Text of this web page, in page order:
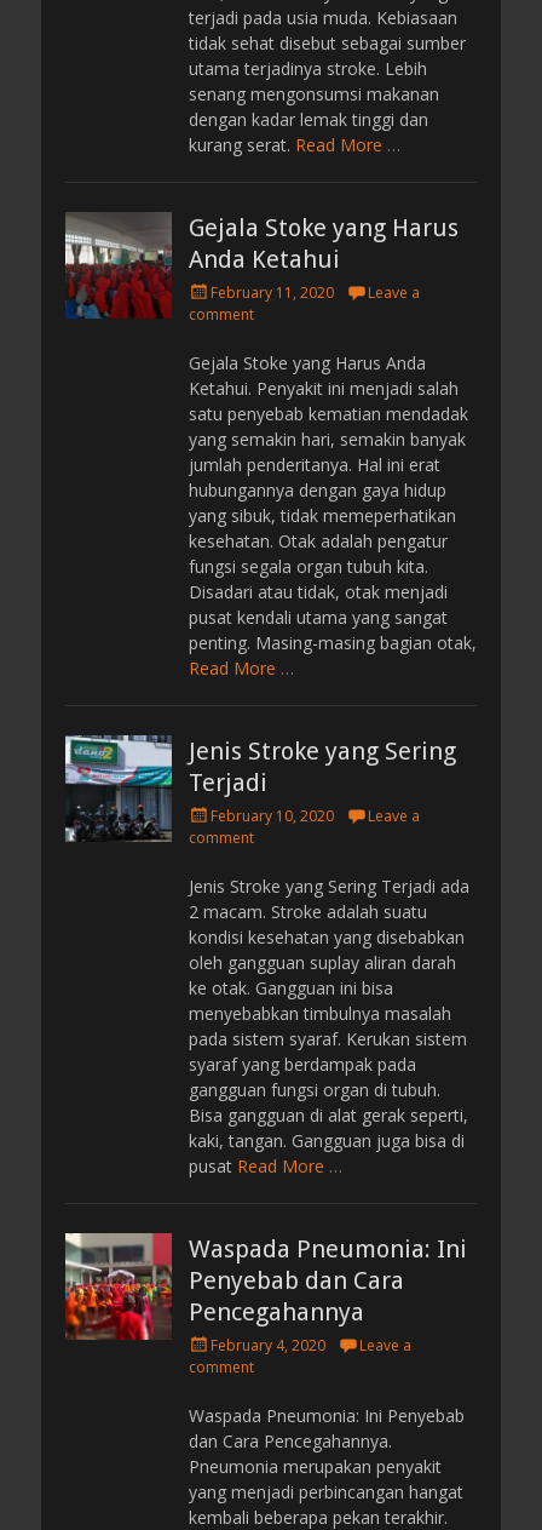
terjadi pada usia muda. Kebiasaan
tidak sehat disebut sebagai sumber
utama terjadinya stroke. Lebih
senang mengonsumsi makanan
dengan kadar lemak tinggi dan
kurang serat. Read More …
Gejala Stoke yang Harus
Anda Ketahui
P
o
t
e
d
o
n
February 11, 2020
Leave a
comment
Gejala Stoke yang Harus Anda
Ketahui. Penyakit ini menjadi salah
satu penyebab kematian mendadak
yang semakin hari, semakin banyak
jumlah penderitanya. Hal ini erat
hubungannya dengan gaya hidup
yang sibuk, tidak memeperhatikan
kesehatan. Otak adalah pengatur
fungsi segala organ tubuh kita.
Disadari atau tidak, otak menjadi
pusat kendali utama yang sangat
penting. Masing-masing bagian otak,
Read More …
Jenis Stroke yang Sering
Terjadi
P
o
t
e
d
o
n
February 10, 2020
Leave a
comment
Jenis Stroke yang Sering Terjadi ada
2 macam. Stroke adalah suatu
kondisi kesehatan yang disebabkan
oleh gangguan suplay aliran darah
ke otak. Gangguan ini bisa
menyebabkan timbulnya masalah
pada sistem syaraf. Kerukan sistem
syaraf yang berdampak pada
gangguan fungsi organ di tubuh.
Bisa gangguan di alat gerak seperti,
kaki, tangan. Gangguan juga bisa di
pusat Read More …
Waspada Pneumonia: Ini
Penyebab dan Cara
Pencegahannya
P
o
t
e
d
o
n
February 4, 2020
Leave a
comment
Waspada Pneumonia: Ini Penyebab
dan Cara Pencegahannya.
Pneumonia merupakan penyakit
yang menjadi perbincangan hangat
kembali beberapa pekan terakhir.